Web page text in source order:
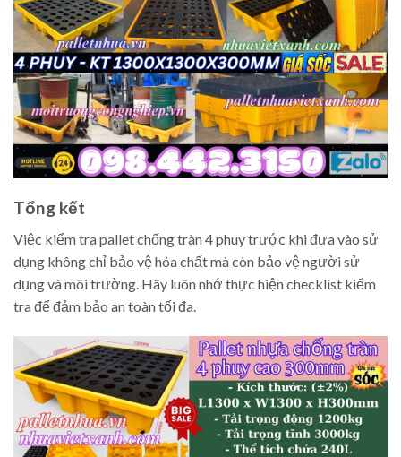
Tổng kết
Việc kiểm tra pallet chống tràn 4 phuy trước khi đưa vào sử
dụng không chỉ bảo vệ hóa chất mà còn bảo vệ người sử
dụng và môi trường. Hãy luôn nhớ thực hiện checklist kiểm
tra để đảm bảo an toàn tối đa.